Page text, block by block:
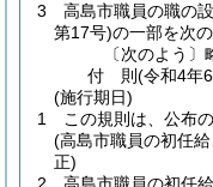
3
高島市職員の職の
第17号)の一部を次
〔次のよう〕
付 則(令和4年
(施行期日)
1
この規則は、公布
(高島市職員の初任
正)